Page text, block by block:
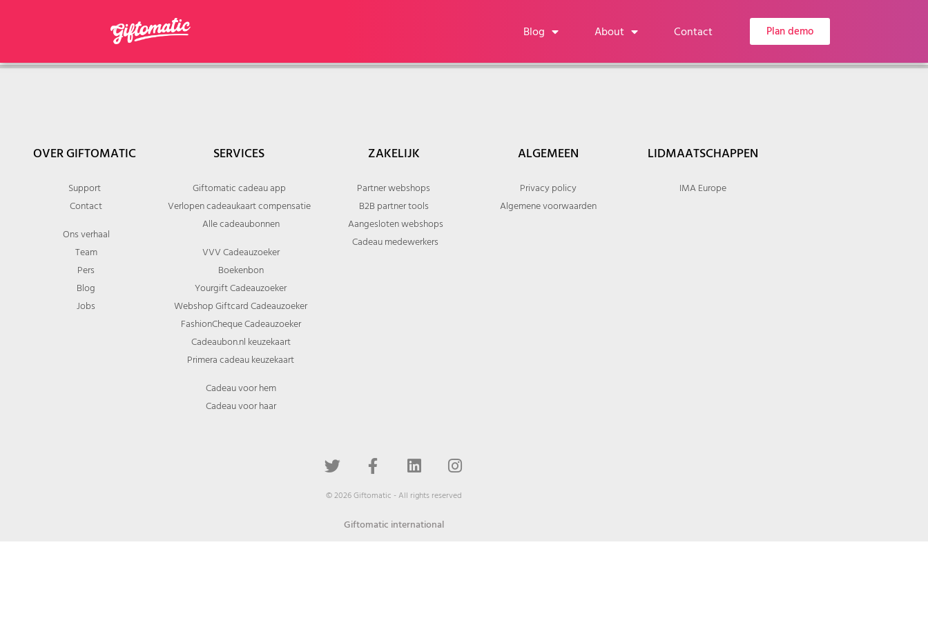
Blog About Contact Plan demo
OVER GIFTOMATIC
Support
Contact
Ons verhaal
Team
Pers
Blog
Jobs
SERVICES
Giftomatic cadeau app
Verlopen cadeaukaart compensatie
Alle cadeaubonnen
VVV Cadeauzoeker
Boekenbon
Yourgift Cadeauzoeker
Webshop Giftcard Cadeauzoeker
FashionCheque Cadeauzoeker
Cadeaubon.nl keuzekaart
Primera cadeau keuzekaart
Cadeau voor hem
Cadeau voor haar
ZAKELIJK
Partner webshops
B2B partner tools
Aangesloten webshops
Cadeau medewerkers
ALGEMEEN
Privacy policy
Algemene voorwaarden
LIDMAATSCHAPPEN
IMA Europe
© 2026 Giftomatic - All rights reserved
Giftomatic international